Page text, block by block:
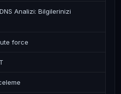
Analizi: Bilgilerinizi
force